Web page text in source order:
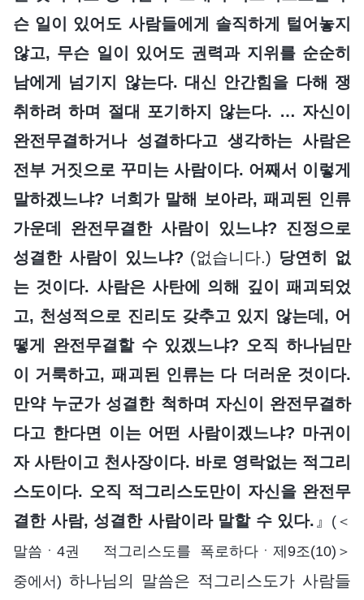
슨 일이 있어도 사람들에게 솔직하게 털어놓지
않고, 무슨 일이 있어도 권력과 지위를 순순히
남에게 넘기지 않는다. 대신 안간힘을 다해 쟁
취하려 하며 절대 포기하지 않는다. … 자신이
완전무결하거나 성결하다고 생각하는 사람은
전부 거짓으로 꾸미는 사람이다. 어째서 이렇게
말하겠느냐? 너희가 말해 보아라, 패괴된 인류
가운데 완전무결한 사람이 있느냐? 진정으로
성결한 사람이 있느냐? (없습니다.) 당연히 없
는 것이다. 사람은 사탄에 의해 깊이 패괴되었
고, 천성적으로 진리도 갖추고 있지 않는데, 어
떻게 완전무결할 수 있겠느냐? 오직 하나님만
이 거룩하고, 패괴된 인류는 다 더러운 것이다.
만약 누군가 성결한 척하며 자신이 완전무결하
다고 한다면 이는 어떤 사람이겠느냐? 마귀이
자 사탄이고 천사장이다. 바로 영락없는 적그리
스도이다. 오직 적그리스도만이 자신을 완전무
결한 사람, 성결한 사람이라 말할 수 있다. 』 (＜
말씀ㆍ4권 적그리스도를 폭로하다ㆍ제9조(10)＞
중에서) 하나님의 말씀은 적그리스도가 사람들